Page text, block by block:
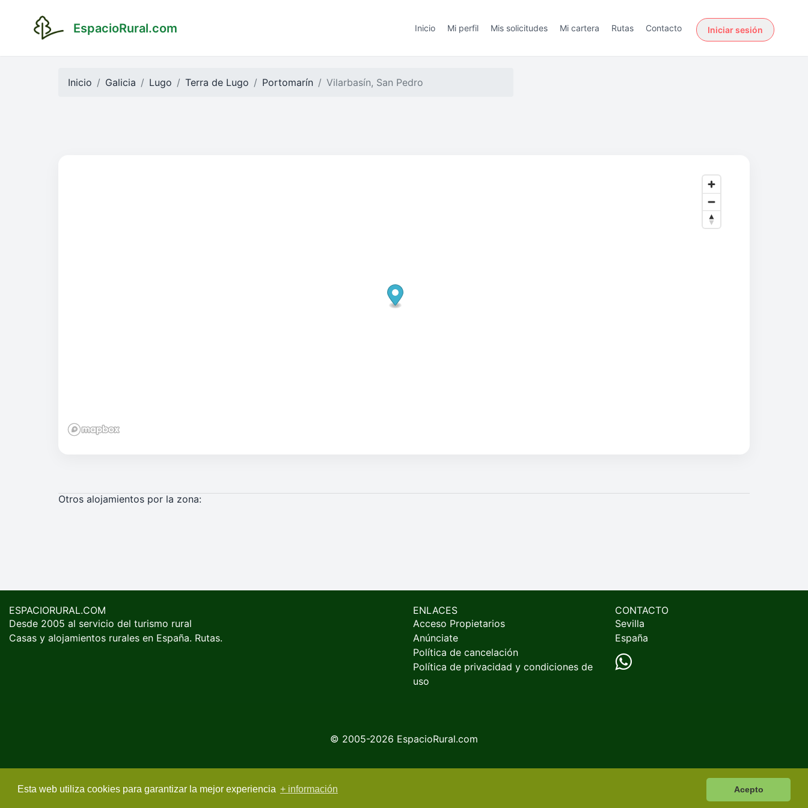
Esta web utiliza cookies para garantizar la mejor experiencia + información Acepto
EspacioRural.com Inicio Mi perfil Mis solicitudes Mi cartera Rutas Contacto Iniciar sesión
Inicio Galicia Lugo Terra de Lugo Portomarín Vilarbasín, San Pedro
Otros alojamientos por la zona:
ESPACIORURAL.COM
Desde 2005 al servicio del turismo rural
Casas y alojamientos rurales en España. Rutas.
ENLACES
Acceso Propietarios
Anúnciate
Política de cancelación
Política de privacidad y condiciones de
uso
CONTACTO
Sevilla
España
© 2005-2026 EspacioRural.com